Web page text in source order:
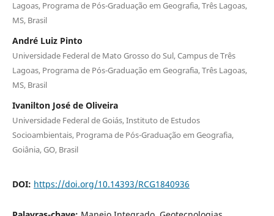
Lagoas, Programa de Pós-Graduação em Geografia, Três Lagoas,
MS, Brasil
André Luiz Pinto
Universidade Federal de Mato Grosso do Sul, Campus de Três
Lagoas, Programa de Pós-Graduação em Geografia, Três Lagoas,
MS, Brasil
Ivanilton José de Oliveira
Universidade Federal de Goiás, Instituto de Estudos
Socioambientais, Programa de Pós-Graduação em Geografia,
Goiânia, GO, Brasil
DOI: https://doi.org/10.14393/RCG1840936